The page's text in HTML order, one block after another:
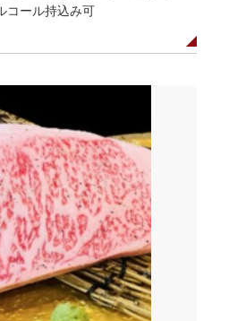
ール持込み可